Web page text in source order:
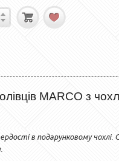
MARCO з
в подарунковому